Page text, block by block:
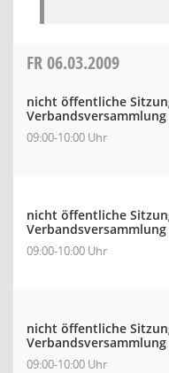
FR06.03.2009
nicht öffentliche
Verbandsversammlung
09:00-10:00 Uhr
nicht öffentliche
Verbandsversammlung
09:00-10:00 Uhr
nicht öffentliche
Verbandsversammlung
09:00-10:00 Uhr